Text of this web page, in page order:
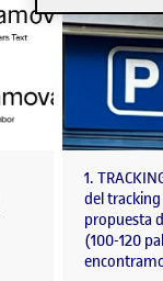
1.
del
propuesta
(100-120